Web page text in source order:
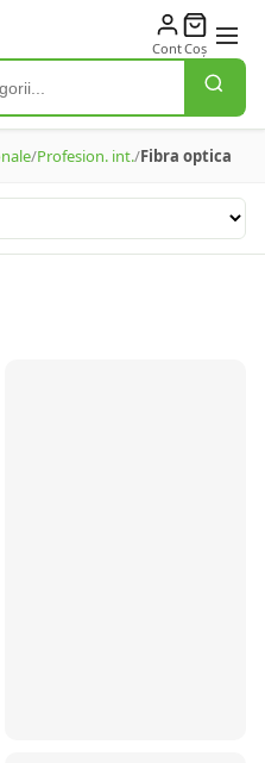
ContCoș
/Profesion. int./Fibra optica